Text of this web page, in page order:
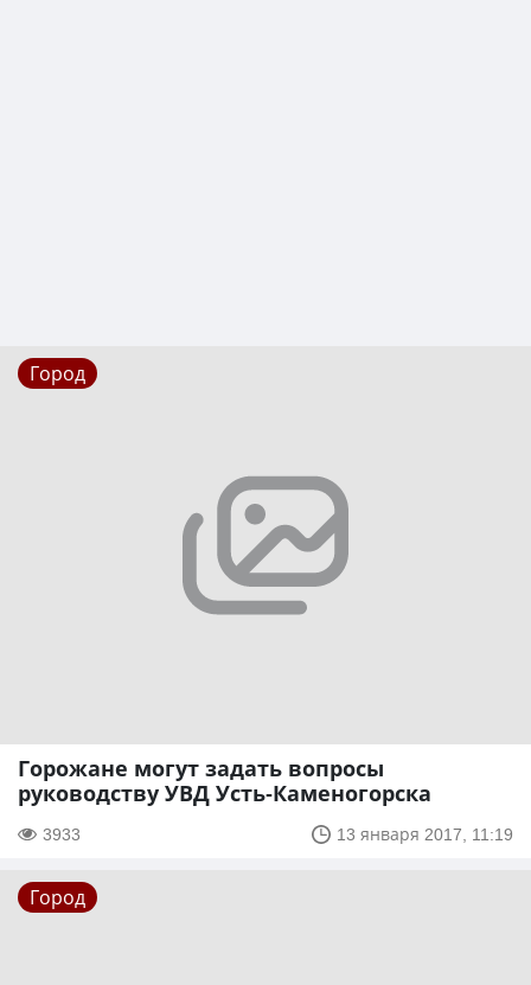
Город
Горожане могут задать вопросы
руководству УВД Усть-Каменогорска
3933 13 января 2017, 11:19
Город